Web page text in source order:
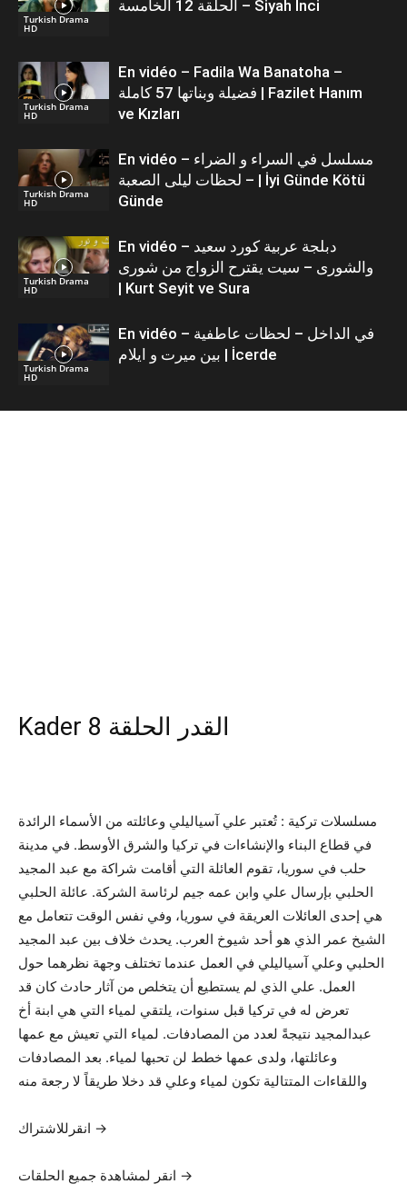
Turkish Drama
HD
الحلقة 12 الخامسة – Siyah İnci
Turkish Drama
HD
En vidéo – Fadila Wa Banatoha –
فضيلة وبناتها 57 كاملة | Fazilet Hanım
ve Kızları
Turkish Drama
HD
En vidéo – مسلسل في السراء و الضراء
– لحظات ليلى الصعبة | İyi Günde Kötü
Günde
Turkish Drama
HD
En vidéo – دبلجة عربية كورد سعيد
والشورى – سيت يقترح الزواج من شورى
| Kurt Seyit ve Sura
Turkish Drama
HD
En vidéo – في الداخل – لحظات عاطفية
بين ميرت و ايلام | İcerde
Kader 8 القدر الحلقة
مسلسلات تركية : تُعتبر علي آسياليلي وعائلته من الأسماء الرائدة
في قطاع البناء والإنشاءات في تركيا والشرق الأوسط. في مدينة
حلب في سوريا، تقوم العائلة التي أقامت شراكة مع عبد المجيد
الحلبي بإرسال علي وابن عمه جيم لرئاسة الشركة. عائلة الحلبي
هي إحدى العائلات العريقة في سوريا، وفي نفس الوقت تتعامل مع
الشيخ عمر الذي هو أحد شيوخ العرب. يحدث خلاف بين عبد المجيد
الحلبي وعلي آسياليلي في العمل عندما تختلف وجهة نظرهما حول
العمل. علي الذي لم يستطيع أن يتخلص من آثار حادث كان قد
تعرض له في تركيا قبل سنوات، يلتقي لمياء التي هي ابنة أخ
عبدالمجيد نتيجةً لعدد من المصادفات. لمياء التي تعيش مع عمها
وعائلتها، ولدى عمها خطط لن تحبها لمياء. بعد المصادفات
واللقاءات المتتالية تكون لمياء وعلي قد دخلا طريقاً لا رجعة منه
انقرللاشتراك →
انقر لمشاهدة جميع الحلقات →